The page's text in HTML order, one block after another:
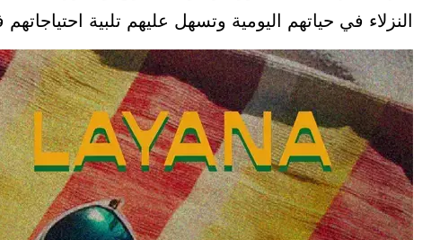
النزلاء في حياتهم اليومية وتسهل عليهم تلبية